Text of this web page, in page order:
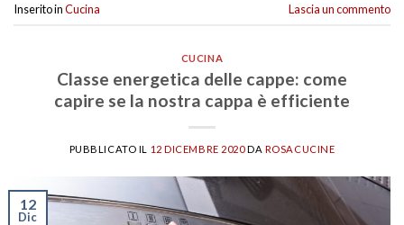
Inserito inCucina Lascia un commento
CUCINA
Classe energetica delle cappe: come
capire se la nostra cappa è efficiente
PUBBLICATO IL 12 DICEMBRE 2020DA ROSACUCINE
12
Dic